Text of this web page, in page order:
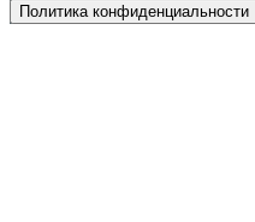
Политика конфиденциальности